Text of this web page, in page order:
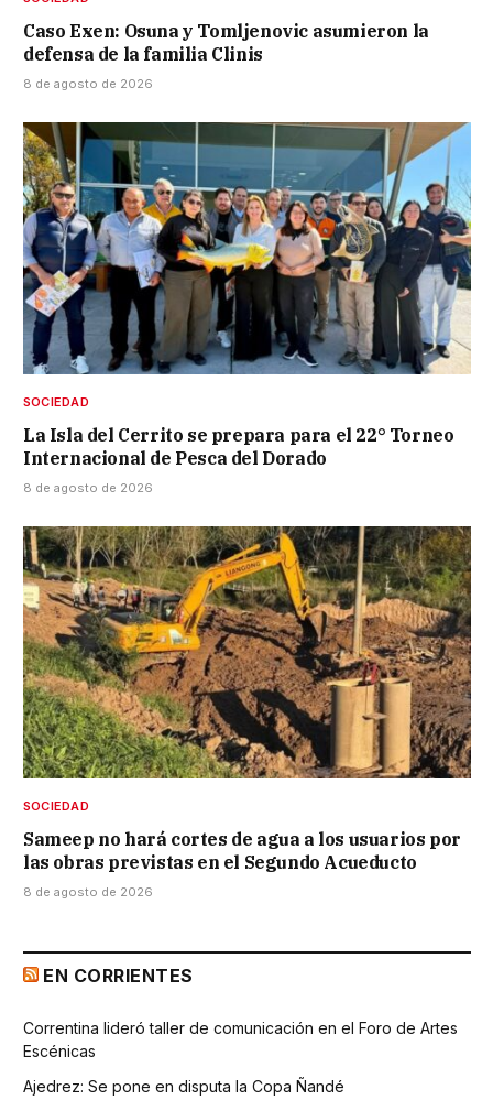
Caso Exen: Osuna y Tomljenovic asumieron la
defensa de la familia Clinis
8 de agosto de 2026
SOCIEDAD
La Isla del Cerrito se prepara para el 22° Torneo
Internacional de Pesca del Dorado
8 de agosto de 2026
SOCIEDAD
Sameep no hará cortes de agua a los usuarios por
las obras previstas en el Segundo Acueducto
8 de agosto de 2026
EN CORRIENTES
Correntina lideró taller de comunicación en el Foro de Artes
Escénicas
Ajedrez: Se pone en disputa la Copa Ñandé